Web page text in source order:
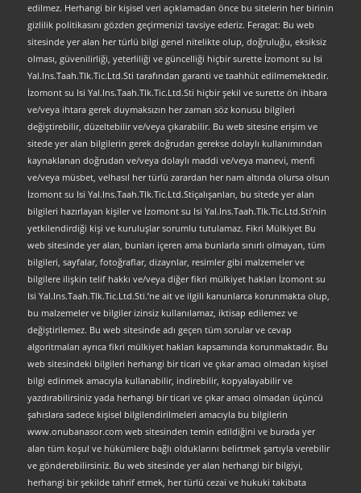
edilmez. Herhangi bir kişisel veri açıklamadan önce bu sitelerin her birinin
gizlilik politikasını gözden geçirmenizi tavsiye ederiz. Feragat: Bu web
sitesinde yer alan her türlü bilgi genel nitelikte olup, doğruluğu, eksiksiz
olması, güvenilirliği, yeterliliği ve güncelliği hiçbir surette İzomont su Isi
Yal.Ins.Taah.Tlk.Tic.Ltd.Sti tarafından garanti ve taahhüt edilmemektedir.
İzomont su Isi Yal.Ins.Taah.Tlk.Tic.Ltd.Sti hiçbir şekil ve surette ön ihbara
ve/veya ihtara gerek duymaksızın her zaman söz konusu bilgileri
değiştirebilir, düzeltebilir ve/veya çıkarabilir. Bu web sitesine erişim ve
sitede yer alan bilgilerin gerek doğrudan gerekse dolaylı kullanımından
kaynaklanan doğrudan ve/veya dolaylı maddi ve/veya manevi, menfi
ve/veya müsbet, velhasıl her türlü zarardan her nam altında olursa olsun
İzomont su Isi Yal.Ins.Taah.Tlk.Tic.Ltd.Stiçalışanları, bu sitede yer alan
bilgileri hazırlayan kişiler ve İzomont su Isi Yal.Ins.Taah.Tlk.Tic.Ltd.Sti’nin
yetkilendirdiği kişi ve kuruluşlar sorumlu tutulamaz. Fikri Mülkiyet Bu
web sitesinde yer alan, bunları içeren ama bunlarla sınırlı olmayan, tüm
bilgileri, sayfalar, fotoğraflar, dizaynlar, resimler gibi malzemeler ve
bilgilere ilişkin telif hakkı ve/veya diğer fikri mülkiyet hakları İzomont su
Isi Yal.Ins.Taah.Tlk.Tic.Ltd.Sti.’ne ait ve ilgili kanunlarca korunmakta olup,
bu malzemeler ve bilgiler izinsiz kullanılamaz, iktisap edilemez ve
değiştirilemez. Bu web sitesinde adı geçen tüm sorular ve cevap
algoritmaları ayrıca fikri mülkiyet hakları kapsamında korunmaktadır. Bu
web sitesindeki bilgileri herhangi bir ticari ve çıkar amacı olmadan kişisel
bilgi edinmek amacıyla kullanabilir, indirebilir, kopyalayabilir ve
yazdırabilirsiniz yada herhangi bir ticari ve çıkar amacı olmadan üçüncü
şahıslara sadece kişisel bilgilendirilmeleri amacıyla bu bilgilerin
www.onubanasor.com web sitesinden temin edildiğini ve burada yer
alan tüm koşul ve hükümlere bağlı olduklarını belirtmek şartıyla verebilir
ve gönderebilirsiniz. Bu web sitesinde yer alan herhangi bir bilgiyi,
herhangi bir şekilde tahrif etmek, her türlü cezai ve hukuki takibata